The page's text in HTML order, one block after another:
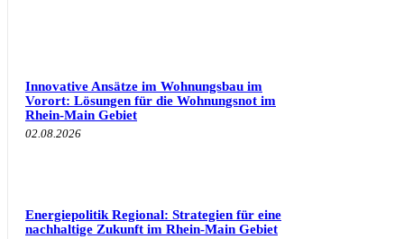
Innovative Ansätze im Wohnungsbau im
Vorort: Lösungen für die Wohnungsnot im
Rhein-Main Gebiet
02.08.2026
Energiepolitik Regional: Strategien für eine
nachhaltige Zukunft im Rhein-Main Gebiet